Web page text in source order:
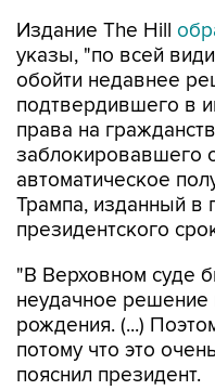
Издание The Hill
указы, "по всей
обойти недавнее
подтвердившего в
права на
заблокировавшего
автоматическое
Трампа, изданный в
президентского
"В Верховном суде
неудачное решение
рождения. (...)
потому что это
пояснил президент.